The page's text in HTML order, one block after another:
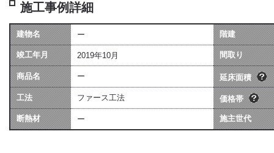
施工事例詳細
建物名 ー 階建
竣工年月 2019年10月 間取り
商品名 ー 延床面積
坪数は会社によって
異なる場合がありま
工法 ファース工法 価格帯
価格には、建物本体価
用（暖房工事・換気工
[照明込]・給排水工事[宅
ます。
断熱材 ー 施主世代